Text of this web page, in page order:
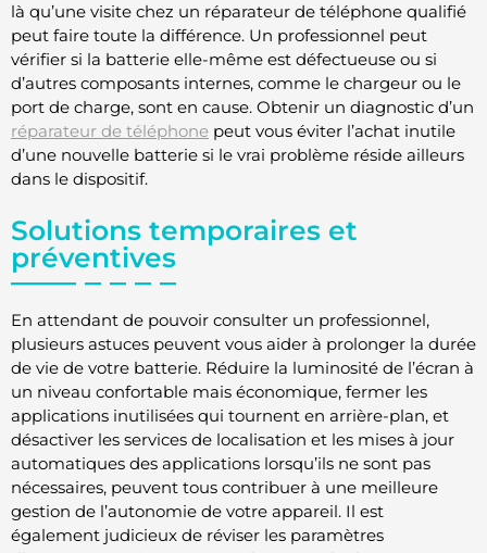
là qu’une visite chez un réparateur de téléphone qualifié
peut faire toute la différence. Un professionnel peut
vérifier si la batterie elle-même est défectueuse ou si
d’autres composants internes, comme le chargeur ou le
port de charge, sont en cause. Obtenir un diagnostic d’un
réparateur de téléphone peut vous éviter l’achat inutile
d’une nouvelle batterie si le vrai problème réside ailleurs
dans le dispositif.
Solutions temporaires et
préventives
En attendant de pouvoir consulter un professionnel,
plusieurs astuces peuvent vous aider à prolonger la durée
de vie de votre batterie. Réduire la luminosité de l’écran à
un niveau confortable mais économique, fermer les
applications inutilisées qui tournent en arrière-plan, et
désactiver les services de localisation et les mises à jour
automatiques des applications lorsqu’ils ne sont pas
nécessaires, peuvent tous contribuer à une meilleure
gestion de l’autonomie de votre appareil. Il est
également judicieux de réviser les paramètres